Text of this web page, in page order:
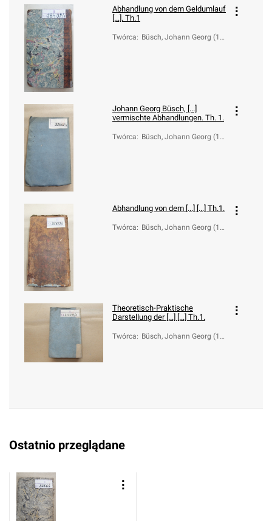
Abhandlung von dem Geldumlauf
[...]. Th.1
Twórca: Büsch, Johann Georg (17
Johann Georg Büsch, [...]
vermischte Abhandlungen. Th. 1.
Twórca: Büsch, Johann Georg (17
Abhandlung von dem [...] [...] Th.1.
Twórca: Büsch, Johann Georg (17
Theoretisch-Praktische
Darstellung der [...] [...] Th.1.
Twórca: Büsch, Johann Georg (17
Ostatnio przeglądane